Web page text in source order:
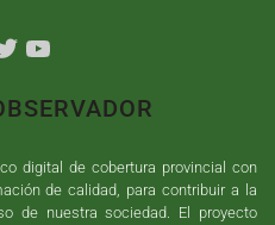
digital de cobertura provincial con
de calidad, para contribuir a la
de nuestra sociedad. El proyecto